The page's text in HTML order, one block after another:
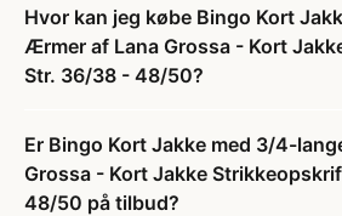
Hvor kan jeg købe Bingo Kort
Ærmer af Lana Grossa - Kort
Str. 36/38 - 48/50?
Er Bingo Kort Jakke med 3/4-
Grossa - Kort Jakke
48/50 på tilbud?